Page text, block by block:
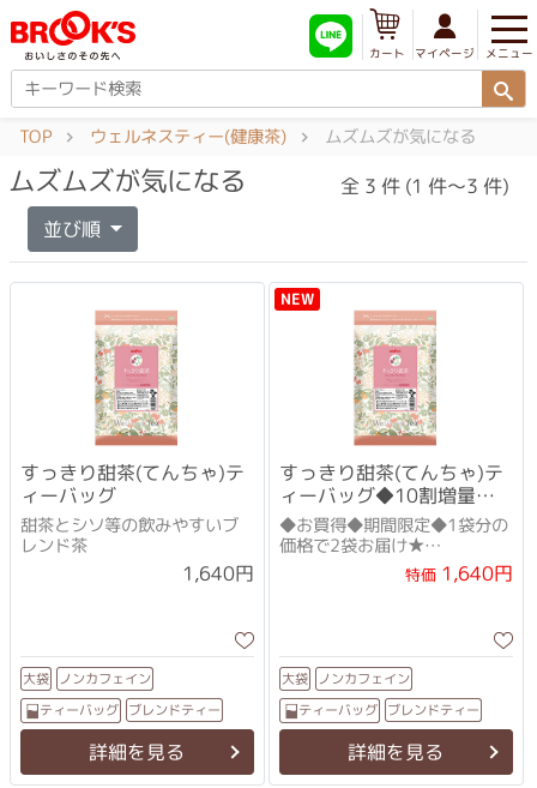
メニュー
マイページ
カート
TOP ウェルネスティー(健康茶) ムズムズが気になる
ムズムズが気になる 全 3 件 (1 件～3 件)
並び順
すっきり甜茶(てんちゃ)テ
ィーバッグ
甜茶とシソ等の飲みやすいブ
レンド茶
1,640円
大袋 ノンカフェイン
ティーバッグ ブレンドティー
詳細を見る
NEW
すっきり甜茶(てんちゃ)テ
ィーバッグ◆10割増量セ
ット
◆お買得◆期間限定◆1袋分の
価格で2袋お届け★
甜茶とシソ等の飲みやすいブ
特価1,640円
大袋 ノンカフェイン
ティーバッグ ブレンドティー
詳細を見る